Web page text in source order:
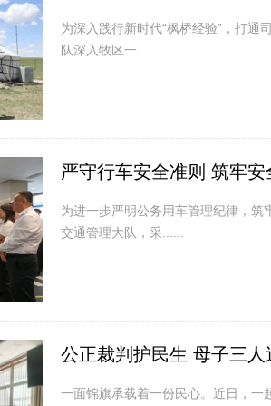
为深入践行新时代“枫桥经验”，打通
队深入牧区一......
严守行车安全准则 筑牢
为进一步严明公务用车管理纪律，
交通管理大队，采......
公正裁判护民生 母子三人
一面锦旗承载着一份民心。近日，一